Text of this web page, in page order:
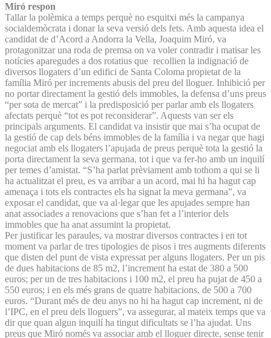
Miró respon
Tallar la polèmica a temps perquè no esquitxi més la campanya
socialdemòcrata i donar la seva versió dels fets. Amb aquesta idea el
candidat de d’Acord a Andorra la Vella, Joaquim Miró, va
protagonitzar una roda de premsa on va voler contradir i matisar les
notícies aparegudes a dos rotatius que recollien la indignació de
diversos llogaters d’un edifici de Santa Coloma propietat de la
família Miró per increments abusis del preu del lloguer. Inhibició per
no portar directament la gestió dels immobles, la defensa d’uns preus
“per sota de mercat” i la predisposició per parlar amb els llogaters
afectats perquè “tot es pot reconsiderar”. Aquests van ser els
principals arguments. El candidat va insistir que mai s’ha ocupat de
la gestió de cap dels béns immobles de la família i va negar que hagi
negociat amb els llogaters l’apujada de preus perquè tota la gestió la
porta directament la seva germana, tot i que va fer-ho amb un inquilí
per temes d’amistat. “S’ha parlat prèviament amb tothom a qui se li
ha actualitzat el preu, es va arribar a un acord, mai hi ha hagut cap
amenaça i tots els contractes els ha signat la meva germana”, va
exposar el candidat, que va al·legar que les apujades sempre han
anat associades a renovacions que s’han fet a l’interior dels
immobles que ha anat assumint la propietat.
Per justificar les paraules, va mostrar diversos contractes i en tot
moment va parlar de tres tipologies de pisos i tres augments diferents
que disten del punt de vista expressat per alguns llogaters. Per un pis
de dues habitacions de 85 m2, l’increment ha estat de 380 a 500
euros; per un de tres habitacions i 100 m2, el preu ha pujat de 450 a
550 euros; i en els més grans de quatre habitacions, de 500 a 700
euros. “Durant més de deu anys no hi ha hagut cap increment, ni de
l’IPC, en el preu dels lloguers”, va assegurar, al mateix temps que va
dir que quan algun inquilí ha tingut dificultats se l’ha ajudat. Uns
preus que Miró només va associar amb el lloguer directe, sense tenir